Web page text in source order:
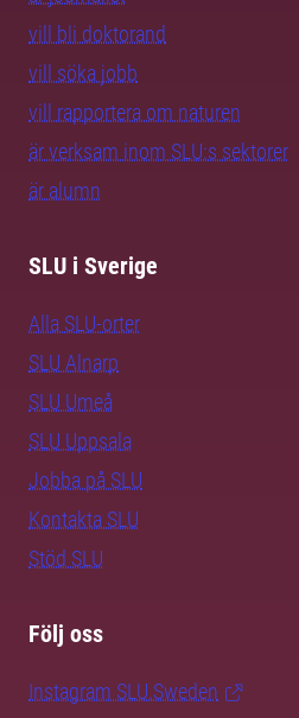
vill bli doktorand
vill söka jobb
vill rapportera om naturen
är verksam inom SLU:s sektorer
är alumn
SLU i Sverige
Alla SLU-orter
SLU Alnarp
SLU Umeå
SLU Uppsala
Jobba på SLU
Kontakta SLU
Stöd SLU
Följ oss
Instagram SLU.Sweden